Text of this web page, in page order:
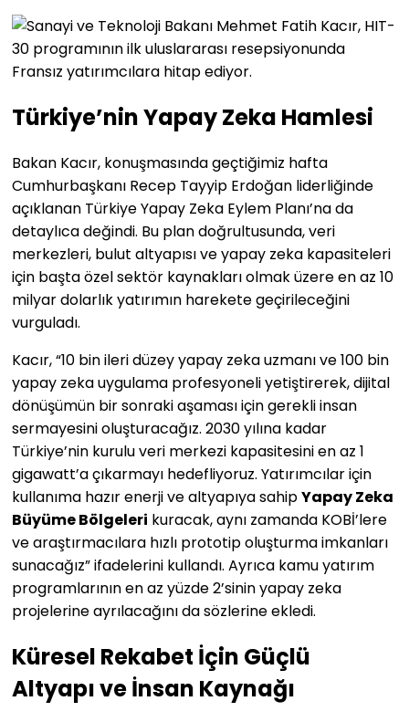
Türkiye’nin Yapay Zeka Hamlesi
Bakan Kacır, konuşmasında geçtiğimiz hafta
Cumhurbaşkanı Recep Tayyip Erdoğan liderliğinde
açıklanan Türkiye Yapay Zeka Eylem Planı’na da
detaylıca değindi. Bu plan doğrultusunda, veri
merkezleri, bulut altyapısı ve yapay zeka kapasiteleri
için başta özel sektör kaynakları olmak üzere en az 10
milyar dolarlık yatırımın harekete geçirileceğini
vurguladı.
Kacır, “10 bin ileri düzey yapay zeka uzmanı ve 100 bin
yapay zeka uygulama profesyoneli yetiştirerek, dijital
dönüşümün bir sonraki aşaması için gerekli insan
sermayesini oluşturacağız. 2030 yılına kadar
Türkiye’nin kurulu veri merkezi kapasitesini en az 1
gigawatt’a çıkarmayı hedefliyoruz. Yatırımcılar için
kullanıma hazır enerji ve altyapıya sahipYapay Zeka
Büyüme Bölgeleri kuracak, aynı zamanda KOBİ’lere
ve araştırmacılara hızlı prototip oluşturma imkanları
sunacağız” ifadelerini kullandı. Ayrıca kamu yatırım
programlarının en az yüzde 2’sinin yapay zeka
projelerine ayrılacağını da sözlerine ekledi.
Küresel Rekabet İçin Güçlü
Altyapı ve İnsan Kaynağı